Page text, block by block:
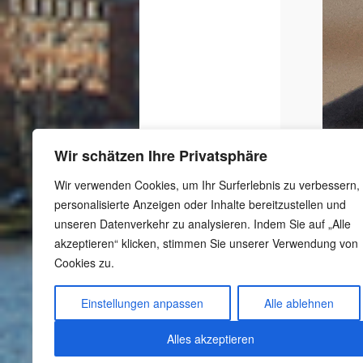
Wir schätzen Ihre Privatsphäre
Wir verwenden Cookies, um Ihr Surferlebnis zu verbessern,
personalisierte Anzeigen oder Inhalte bereitzustellen und
unseren Datenverkehr zu analysieren. Indem Sie auf „Alle
akzeptieren“ klicken, stimmen Sie unserer Verwendung von
Cookies zu.
Einstellungen anpassen Alle ablehnen
Alles akzeptieren
-Schutzkonzept
-
Meldestelle gemäß
Hinweisgeberschutzgesetz
- Datenschutzerklärung
Impressum